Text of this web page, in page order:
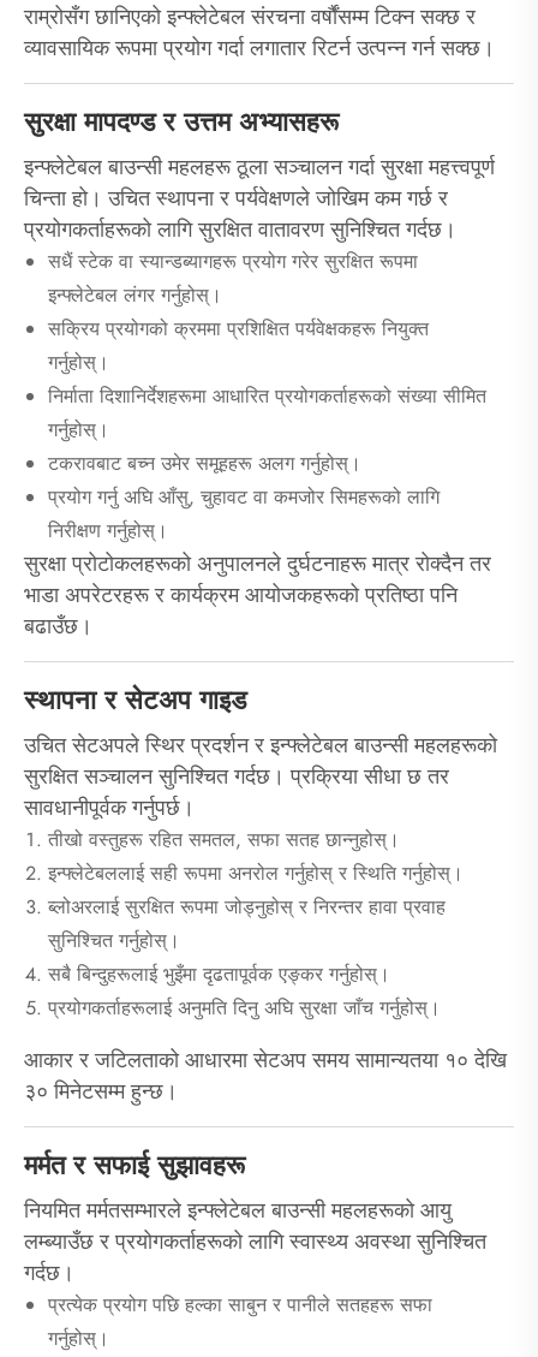
राम्रोसँग छानिएको इन्फ्लेटेबल संरचना वर्षौंसम्म टिक्न सक्छ र
व्यावसायिक रूपमा प्रयोग गर्दा लगातार रिटर्न उत्पन्न गर्न सक्छ।
सुरक्षा मापदण्ड र उत्तम अभ्यासहरू
इन्फ्लेटेबल बाउन्सी महलहरू ठूला सञ्चालन गर्दा सुरक्षा महत्त्वपूर्ण
चिन्ता हो। उचित स्थापना र पर्यवेक्षणले जोखिम कम गर्छ र
प्रयोगकर्ताहरूको लागि सुरक्षित वातावरण सुनिश्चित गर्दछ।
सधैं स्टेक वा स्यान्डब्यागहरू प्रयोग गरेर सुरक्षित रूपमा
इन्फ्लेटेबल लंगर गर्नुहोस्।
सक्रिय प्रयोगको क्रममा प्रशिक्षित पर्यवेक्षकहरू नियुक्त
गर्नुहोस्।
निर्माता दिशानिर्देशहरूमा आधारित प्रयोगकर्ताहरूको संख्या सीमित
गर्नुहोस्।
टकरावबाट बच्न उमेर समूहहरू अलग गर्नुहोस्।
प्रयोग गर्नु अघि आँसु, चुहावट वा कमजोर सिमहरूको लागि
निरीक्षण गर्नुहोस्।
सुरक्षा प्रोटोकलहरूको अनुपालनले दुर्घटनाहरू मात्र रोक्दैन तर
भाडा अपरेटरहरू र कार्यक्रम आयोजकहरूको प्रतिष्ठा पनि
बढाउँछ।
स्थापना र सेटअप गाइड
उचित सेटअपले स्थिर प्रदर्शन र इन्फ्लेटेबल बाउन्सी महलहरूको
सुरक्षित सञ्चालन सुनिश्चित गर्दछ। प्रक्रिया सीधा छ तर
सावधानीपूर्वक गर्नुपर्छ।
तीखो वस्तुहरू रहित समतल, सफा सतह छान्नुहोस्।
इन्फ्लेटेबललाई सही रूपमा अनरोल गर्नुहोस् र स्थिति गर्नुहोस्।
ब्लोअरलाई सुरक्षित रूपमा जोड्नुहोस् र निरन्तर हावा प्रवाह
सुनिश्चित गर्नुहोस्।
सबै बिन्दुहरूलाई भुइँमा दृढतापूर्वक एङ्कर गर्नुहोस्।
प्रयोगकर्ताहरूलाई अनुमति दिनु अघि सुरक्षा जाँच गर्नुहोस्।
आकार र जटिलताको आधारमा सेटअप समय सामान्यतया १० देखि
३० मिनेटसम्म हुन्छ।
मर्मत र सफाई सुझावहरू
नियमित मर्मतसम्भारले इन्फ्लेटेबल बाउन्सी महलहरूको आयु
लम्ब्याउँछ र प्रयोगकर्ताहरूको लागि स्वास्थ्य अवस्था सुनिश्चित
गर्दछ।
प्रत्येक प्रयोग पछि हल्का साबुन र पानीले सतहहरू सफा
गर्नुहोस्।